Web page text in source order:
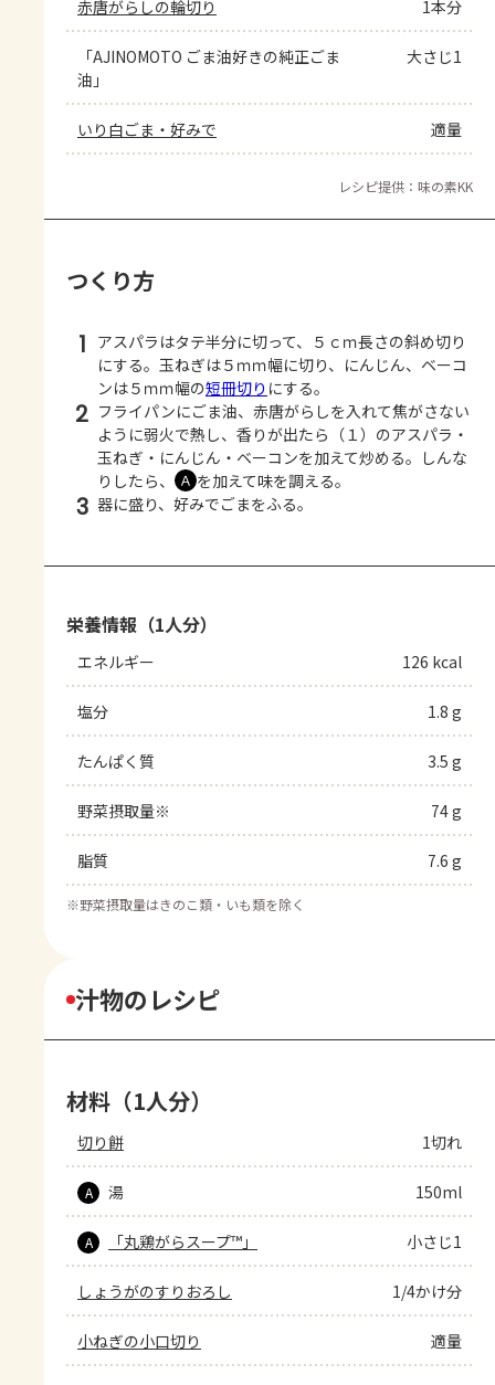
赤唐がらしの輪切り 1本分
「AJINOMOTO ごま油好きの純正ごま
油」
大さじ1
いり白ごま・好みで 適量
レシピ提供：味の素KK
つくり方
1 アスパラはタテ半分に切って、５ｃｍ長さの斜め切り
にする。玉ねぎは５ｍｍ幅に切り、にんじん、ベーコ
ンは５ｍｍ幅の短冊切り にする。
2 フライパンにごま油、赤唐がらしを入れて焦がさない
ように弱火で熱し、香りが出たら（１）のアスパラ・
玉ねぎ・にんじん・ベーコンを加えて炒める。しんな
りしたら、
Ａ を加えて味を調える。
3 器に盛り、好みでごまをふる。
栄養情報（1人分）
エネルギー 126 kcal
塩分 1.8 g
たんぱく質 3.5 g
野菜摂取量※ 74 g
脂質 7.6 g
※野菜摂取量はきのこ類・いも類を除く
汁物のレシピ
材料（1人分）
切り餅 1切れ
A 湯 150ml
A 「丸鶏がらスープ™」 小さじ1
しょうがのすりおろし 1/4かけ分
小ねぎの小口切り 適量